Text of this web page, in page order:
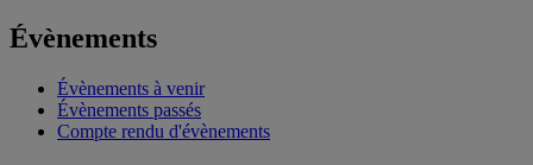
Évènements
Évènements à venir
Évènements passés
Compte rendu d'évènements